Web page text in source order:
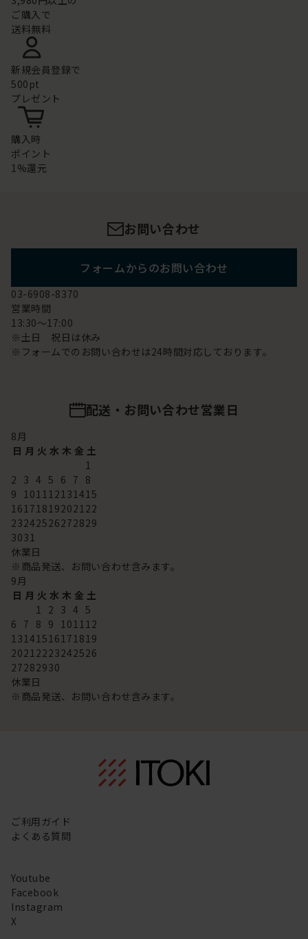
ご購入で
送料無料
新規会員登録で
500pt
プレゼント
購入時
ポイント
1%還元
お問い合わせ
フォームからのお問い合わせ
03-6908-8370
営業時間
13:30～17:00
※土日 祝日は休み
※フォームでのお問い合わせは24時間対応しております。
配送・お問い合わせ営業日
8月
日 月 火 水 木 金 土
1
2 3 4 5 6 7 8
9 101112131415
16171819202122
23242526272829
3031
休業日
※商品発送、お問い合わせ含みます。
9月
日 月 火 水 木 金 土
1 2 3 4 5
6 7 8 9 101112
13141516171819
20212223242526
27282930
休業日
※商品発送、お問い合わせ含みます。
ご利用ガイド
よくある質問
Youtube
Facebook
Instagram
X